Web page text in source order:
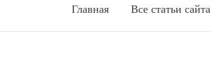
Главная Все статьи сайта